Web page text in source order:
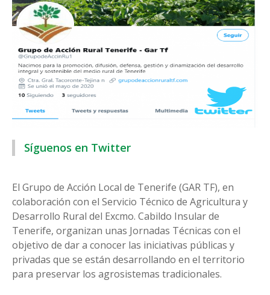
Síguenos en Twitter
El Grupo de Acción Local de Tenerife (GAR TF), en
colaboración con el Servicio Técnico de Agricultura y
Desarrollo Rural del Excmo. Cabildo Insular de
Tenerife, organizan unas Jornadas Técnicas con el
objetivo de dar a conocer las iniciativas públicas y
privadas que se están desarrollando en el territorio
para preservar los agrosistemas tradicionales.